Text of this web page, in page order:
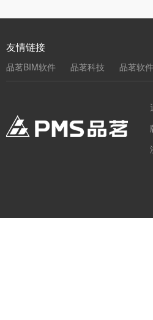
友情链接
品茗BIM软件 品茗科技 品茗软